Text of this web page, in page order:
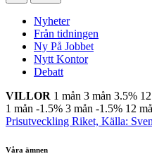
Nyheter
Från tidningen
Ny På Jobbet
Nytt Kontor
Debatt
VILLOR 1 mån 3 mån 3.5%
1 mån -1.5% 3 mån -1.5% 12
Prisutveckling Riket, Källa:
Våra ämnen